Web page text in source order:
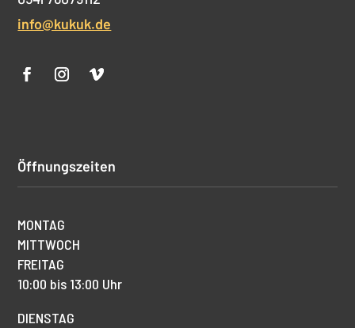
info@kukuk.de
Öffnungszeiten
MONTAG
MITTWOCH
FREITAG
10:00 bis 13:00 Uhr
DIENSTAG